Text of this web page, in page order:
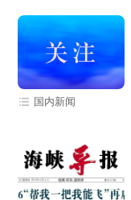
国内新闻